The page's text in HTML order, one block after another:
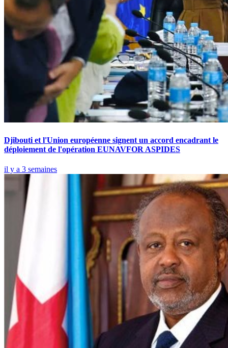
Djibouti et l'Union européenne signent un accord encadrant le
déploiement de l'opération EUNAVFOR ASPIDES
il y a 3 semaines